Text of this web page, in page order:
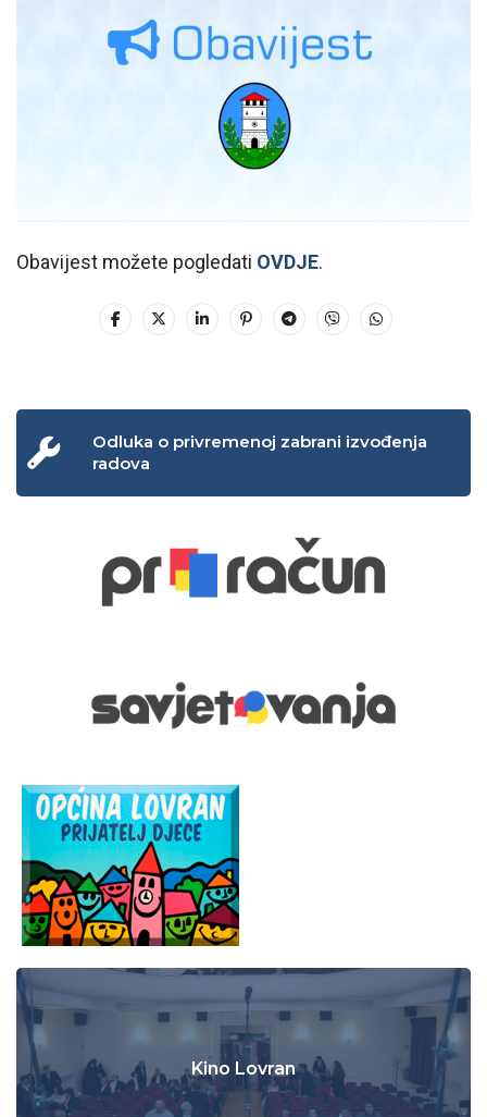
Obavijest možete pogledati OVDJE.
Odluka o privremenoj zabrani izvođenja
radova
Kino Lovran